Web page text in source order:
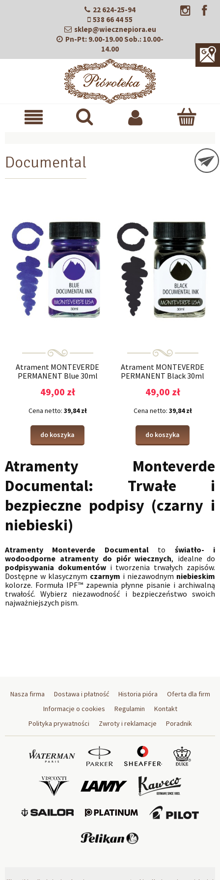
22 624-25-94
538 66 44 55
sklep@wiecznepiora.eu
Pn-Pt: 9.00-19.00Sob.: 10.00-
14.00
Documental
Atrament MONTEVERDE
PERMANENT Blue 30ml
49,00 zł
Cena netto: 39,84 zł
do koszyka
Atrament MONTEVERDE
PERMANENT Black 30ml
49,00 zł
Cena netto: 39,84 zł
do koszyka
Atramenty Monteverde
Documental: Trwałe i
bezpieczne podpisy (czarny i
niebieski)
Atramenty Monteverde Documentalto światło- i
wodoodporne atramenty do piór wiecznych, idealne do
podpisywania dokumentówi tworzenia trwałych zapisów.
Dostępne w klasycznym czarnym i niezawodnym niebieskim
kolorze. Formuła IPF™ zapewnia płynne pisanie i archiwalną
trwałość. Wybierz niezawodność i bezpieczeństwo swoich
najważniejszych pism.
Nasza firma Dostawa i płatność Historia pióra
Oferta dla firm
Informacje o cookies
Regulamin
Kontakt
Polityka prywatności
Zwroty i reklamacje Poradnik